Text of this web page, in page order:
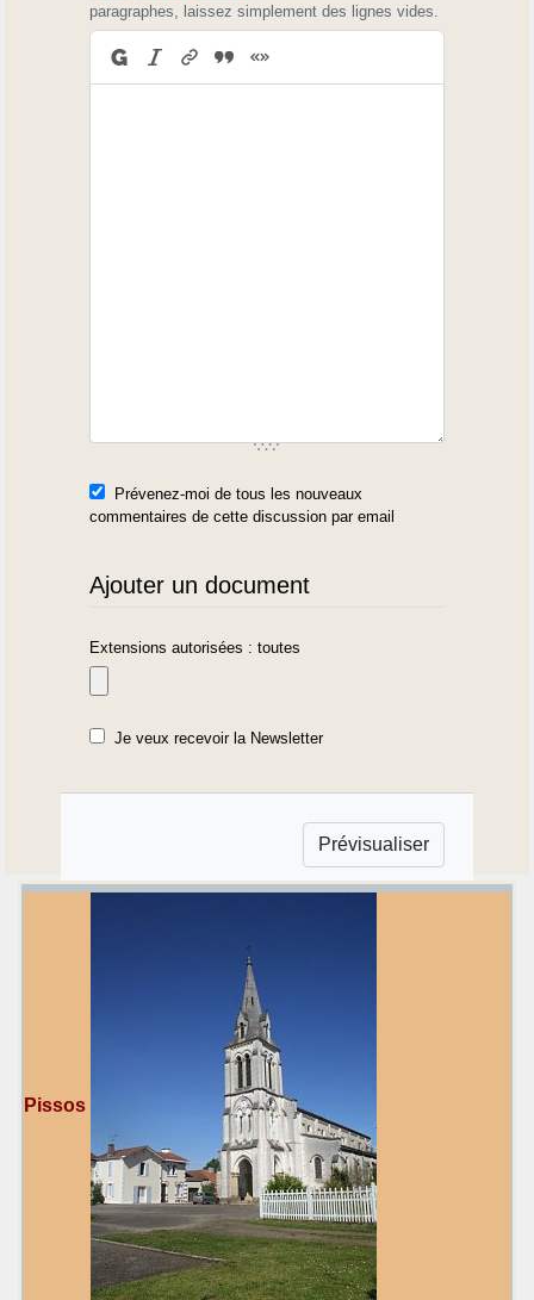
paragraphes, laissez simplement des lignes vides.
Prévenez-moi de tous les nouveaux
commentaires de cette discussion par email
Ajouter un document
Extensions autorisées : toutes
Je veux recevoir la Newsletter
Pissos